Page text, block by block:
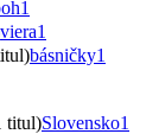
1
viera1
básničky1
titul)Slovensko1